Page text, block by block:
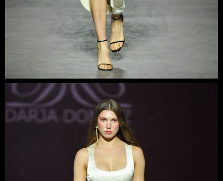
– це маніфест жіночності, чуттєвості, романтизму.